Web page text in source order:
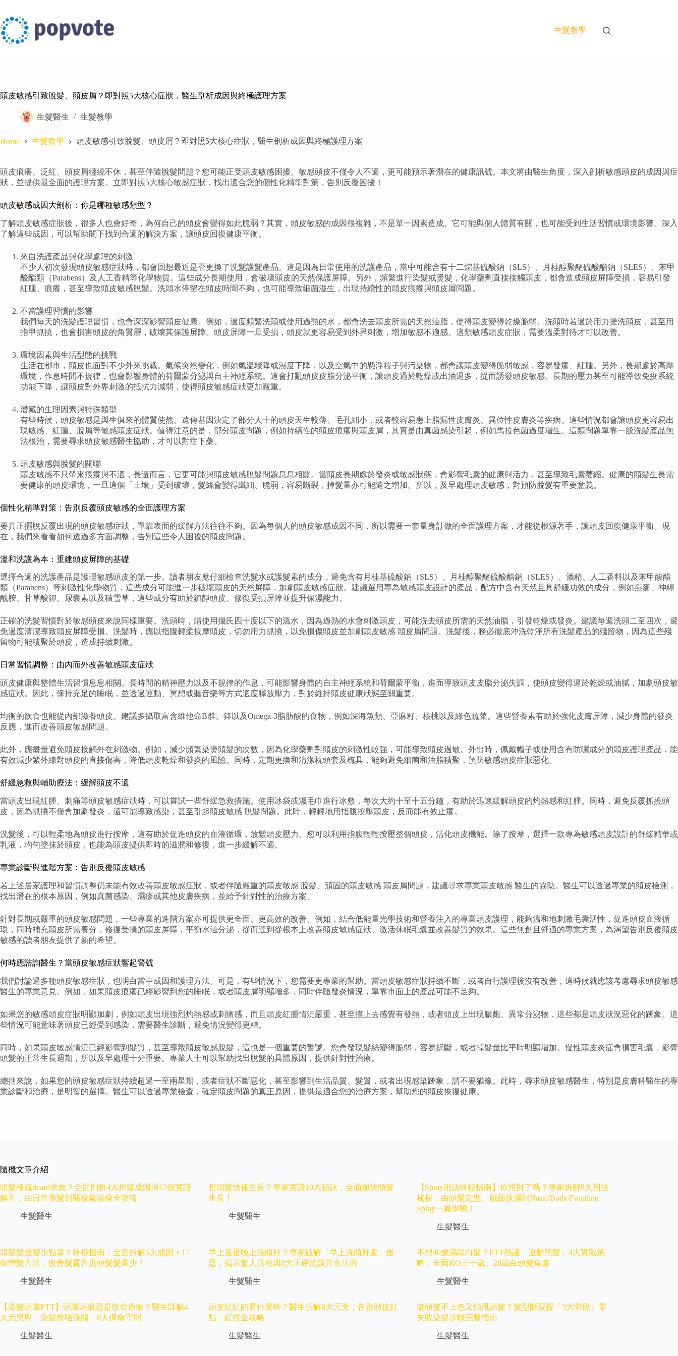
content
生髮教學
頭皮敏感引致脫髮、頭皮屑？即對照5大核心症狀，醫生剖析成因與終極護理方案
生髮醫生 生髮教學
Home 生髮教學 頭皮敏感引致脫髮、頭皮屑？即對照5大核心症狀，醫生剖析成因與終極護理方案
頭皮痕癢、泛紅、頭皮屑纏繞不休，甚至伴隨脫髮問題？您可能正受頭皮敏感困擾。敏感頭皮不僅令人不適，更可能預示著潛在的健康訊號。本文將由醫生角度，深入剖析敏感頭皮的成因與症
狀，並提供最全面的護理方案。立即對照5大核心敏感症狀，找出適合您的個性化精準對策，告別反覆困擾！
頭皮敏感成因大剖析：你是哪種敏感類型？
了解頭皮敏感症狀後，很多人也會好奇，為何自己的頭皮會變得如此脆弱？其實，頭皮敏感的成因很複雜，不是單一因素造成。它可能與個人體質有關，也可能受到生活習慣或環境影響。深入
了解這些成因，可以幫助閣下找到合適的解決方案，讓頭皮回復健康平衡。
來自洗護產品與化學處理的刺激
不少人初次發現頭皮敏感症狀時，都會回想最近是否更換了洗髮護髮產品。這是因為日常使用的洗護產品，當中可能含有十二烷基硫酸鈉（SLS）、月桂醇聚醚硫酸酯鈉（SLES）、苯甲
酸酯類（Parabens）及人工香精等化學物質。這些成分長期使用，會破壞頭皮的天然保護屏障。另外，頻繁進行染髮或燙髮，化學藥劑直接接觸頭皮，都會造成頭皮屏障受損，容易引發
紅腫、痕癢，甚至導致頭皮敏感脫髮。洗頭水停留在頭皮時間不夠，也可能導致細菌滋生，出現持續性的頭皮痕癢與頭皮屑問題。
不當護理習慣的影響
我們每天的洗髮護理習慣，也會深深影響頭皮健康。例如，過度頻繁洗頭或使用過熱的水，都會洗去頭皮所需的天然油脂，使得頭皮變得乾燥脆弱。洗頭時若過於用力搓洗頭皮，甚至用
指甲抓撓，也會損害頭皮的角質層，破壞其保護屏障。頭皮屏障一旦受損，頭皮就更容易受到外界刺激，增加敏感不適感。這類敏感頭皮症狀，需要溫柔對待才可以改善。
環境因素與生活型態的挑戰
生活在都市，頭皮也面對不少外來挑戰。氣候突然變化，例如氣溫驟降或濕度下降，以及空氣中的懸浮粒子與污染物，都會讓頭皮變得脆弱敏感，容易發癢、紅腫。另外，長期處於高壓
環境，作息時間不規律，也會影響身體的荷爾蒙分泌與自主神經系統。這會打亂頭皮皮脂分泌平衡，讓頭皮過於乾燥或出油過多，從而誘發頭皮敏感。長期的壓力甚至可能導致免疫系統
功能下降，讓頭皮對外界刺激的抵抗力減弱，使得頭皮敏感症狀更加嚴重。
潛藏的生理因素與特殊類型
有些時候，頭皮敏感是與生俱來的體質使然。遺傳基因決定了部分人士的頭皮天生較薄、毛孔細小，或者較容易患上脂漏性皮膚炎、異位性皮膚炎等疾病。這些情況都會讓頭皮更容易出
現敏感、紅腫、脫屑等敏感頭皮症狀。值得注意的是，部分頭皮問題，例如持續性的頭皮痕癢與頭皮屑，其實是由真菌感染引起，例如馬拉色菌過度增生。這類問題單靠一般洗髮產品無
法根治，需要尋求頭皮敏感醫生協助，才可以對症下藥。
頭皮敏感與脫髮的關聯
頭皮敏感不只帶來痕癢與不適，長遠而言，它更可能與頭皮敏感脫髮問題息息相關。當頭皮長期處於發炎或敏感狀態，會影響毛囊的健康與活力，甚至導致毛囊萎縮。健康的頭髮生長需
要健康的頭皮環境，一旦這個「土壤」受到破壞，髮絲會變得纖細、脆弱，容易斷裂，掉髮量亦可能隨之增加。所以，及早處理頭皮敏感，對預防脫髮有重要意義。
個性化精準對策：告別反覆頭皮敏感的全面護理方案
要真正擺脫反覆出現的頭皮敏感症狀，單靠表面的緩解方法往往不夠。因為每個人的頭皮敏感成因不同，所以需要一套量身訂做的全面護理方案，才能從根源著手，讓頭皮回復健康平衡。現
在，我們來看看如何透過多方面調整，告別這些令人困擾的頭皮問題。
溫和洗護為本：重建頭皮屏障的基礎
選擇合適的洗護產品是護理敏感頭皮的第一步。讀者朋友應仔細檢查洗髮水或護髮素的成分，避免含有月桂基硫酸鈉（SLS）、月桂醇聚醚硫酸酯鈉（SLES）、酒精、人工香料以及苯甲酸酯
類（Parabens）等刺激性化學物質，這些成分可能進一步破壞頭皮的天然屏障，加劇頭皮敏感症狀。建議選用專為敏感頭皮設計的產品，配方中含有天然且具舒緩功效的成分，例如燕麥、神經
酰胺、甘草酸鉀、尿囊素以及積雪草，這些成分有助於鎮靜頭皮、修復受損屏障並提升保濕能力。
正確的洗髮習慣對於敏感頭皮來說同樣重要。洗頭時，請使用攝氏四十度以下的溫水，因為過熱的水會刺激頭皮，可能洗去頭皮所需的天然油脂，引發乾燥或發炎。建議每週洗頭二至四次，避
免過度清潔導致頭皮屏障受損。洗髮時，應以指腹輕柔按摩頭皮，切勿用力抓撓，以免損傷頭皮並加劇頭皮敏感 頭皮屑問題。洗髮後，務必徹底沖洗乾淨所有洗髮產品的殘留物，因為這些殘
留物可能積聚於頭皮，造成持續刺激。
日常習慣調整：由內而外改善敏感頭皮症狀
頭皮健康與整體生活習慣息息相關。長時間的精神壓力以及不規律的作息，可能影響身體的自主神經系統和荷爾蒙平衡，進而導致頭皮皮脂分泌失調，使頭皮變得過於乾燥或油膩，加劇頭皮敏
感症狀。因此，保持充足的睡眠，並透過運動、冥想或聽音樂等方式適度釋放壓力，對於維持頭皮健康狀態至關重要。
均衡的飲食也能從內部滋養頭皮。建議多攝取富含維他命B群、鋅以及Omega-3脂肪酸的食物，例如深海魚類、亞麻籽、核桃以及綠色蔬菜。這些營養素有助於強化皮膚屏障，減少身體的發炎
反應，進而改善頭皮敏感問題。
此外，應盡量避免頭皮接觸外在刺激物。例如，減少頻繁染燙頭髮的次數，因為化學藥劑對頭皮的刺激性較強，可能導致頭皮過敏。外出時，佩戴帽子或使用含有防曬成分的頭皮護理產品，能
有效減少紫外線對頭皮的直接傷害，降低頭皮乾燥和發炎的風險。同時，定期更換和清潔枕頭套及梳具，能夠避免細菌和油脂積聚，預防敏感頭皮症狀惡化。
舒緩急救與輔助療法：緩解頭皮不適
當頭皮出現紅腫、刺痛等頭皮敏感症狀時，可以嘗試一些舒緩急救措施。使用冰袋或濕毛巾進行冰敷，每次大約十至十五分鐘，有助於迅速緩解頭皮的灼熱感和紅腫。同時，避免反覆抓撓頭
皮，因為抓撓不僅會加劇發炎，還可能導致感染，甚至引起頭皮敏感 脫髮問題。此時，輕輕地用指腹按壓頭皮，反而能有效止癢。
洗髮後，可以輕柔地為頭皮進行按摩，這有助於促進頭皮的血液循環，放鬆頭皮壓力。您可以利用指腹輕輕按壓整個頭皮，活化頭皮機能。除了按摩，選擇一款專為敏感頭皮設計的舒緩精華或
乳液，均勻塗抹於頭皮，也能為頭皮提供即時的滋潤和修復，進一步緩解不適。
專業診斷與進階方案：告別反覆頭皮敏感
若上述居家護理和習慣調整仍未能有效改善頭皮敏感症狀，或者伴隨嚴重的頭皮敏感 脫髮、頑固的頭皮敏感 頭皮屑問題，建議尋求專業頭皮敏感 醫生的協助。醫生可以透過專業的頭皮檢測，
找出潛在的根本原因，例如真菌感染、濕疹或其他皮膚疾病，並給予針對性的治療方案。
針對長期或嚴重的頭皮敏感問題，一些專業的進階方案亦可提供更全面、更高效的改善。例如，結合低能量光學技術和營養注入的專業頭皮護理，能夠溫和地刺激毛囊活性，促進頭皮血液循
環，同時補充頭皮所需養分，修復受損的頭皮屏障，平衡水油分泌，從而達到從根本上改善頭皮敏感症狀、激活休眠毛囊並改善髮質的效果。這些無創且舒適的專業方案，為渴望告別反覆頭皮
敏感的讀者朋友提供了新的希望。
何時應諮詢醫生？當頭皮敏感症狀響起警號
我們討論過多種頭皮敏感症狀，也明白當中成因和護理方法。可是，有些情況下，您需要更專業的幫助。當頭皮敏感症狀持續不斷，或者自行護理後沒有改善，這時候就應該考慮尋求頭皮敏感
醫生的專業意見。例如，如果頭皮痕癢已經影響到您的睡眠，或者頭皮屑明顯增多，同時伴隨發炎情況，單靠市面上的產品可能不足夠。
如果您的敏感頭皮症狀明顯加劇，例如頭皮出現強烈灼熱感或刺痛感，而且頭皮紅腫情況嚴重，甚至摸上去感覺有發熱，或者頭皮上出現膿皰、異常分泌物，這些都是頭皮狀況惡化的跡象。這
些情況可能意味著頭皮已經受到感染，需要醫生診斷，避免情況變得更糟。
同時，如果頭皮敏感情況已經影響到髮質，甚至導致頭皮敏感脫髮，這也是一個重要的警號。您會發現髮絲變得脆弱，容易折斷，或者掉髮量比平時明顯增加。慢性頭皮炎症會損害毛囊，影響
頭髮的正常生長週期，所以及早處理十分重要。專業人士可以幫助找出脫髮的具體原因，提供針對性治療。
總括來說，如果您的頭皮敏感症狀持續超過一至兩星期，或者症狀不斷惡化，甚至影響到生活品質、髮質，或者出現感染跡象，請不要猶豫。此時，尋求頭皮敏感醫生，特別是皮膚科醫生的專
業診斷和治療，是明智的選擇。醫生可以透過專業檢查，確定頭皮問題的真正原因，提供最適合您的治療方案，幫助您的頭皮恢復健康。
隨機文章介紹
頭髮稀疏dcard求救？全面剖析4大掉髮成因與13個實證
解方，由日常養髮到醫療級治療全攻略
生髮醫生
想頭髮快速生長？專家實證10大秘訣，全面加快頭髮
生長！
生髮醫生
【Spray用法終極指南】你用對了嗎？專家拆解8大用法
秘技，由頭髮定型、臉部保濕到Nasal/Body/Frontline
Spray一篇學曉！
生髮醫生
頭髮髮量變少點算？終極指南：全面拆解5大成因＋17
個增髮方法，改善髮質告別頭髮髮量少！
生髮醫生
早上還是晚上洗頭好？專家破解「早上洗頭好處」迷
思，揭示驚人真相與8大正確洗護黃金法則
生髮醫生
不想40歲滿頭白髮？PTT熱議「逆齡黑髮」4大實戰策
略，全面KO三十歲、28歲白頭髮焦慮
生髮醫生
【染髮頭暈PTT】頭暈頭痕恐是致命過敏？醫生詳解4
大元兇與「染髮前唔洗頭」8大保命守則
生髮醫生
頭皮紅紅的看什麼科？醫生拆解6大元兇，告別頭皮紅
點、紅痕全攻略
生髮醫生
染頭髮不上色又怕甩頭髮？髮型師親授「3大階段」零
失敗染髮步驟完整指南
生髮醫生